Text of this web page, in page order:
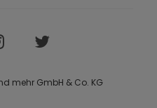
mehr GmbH & Co. KG